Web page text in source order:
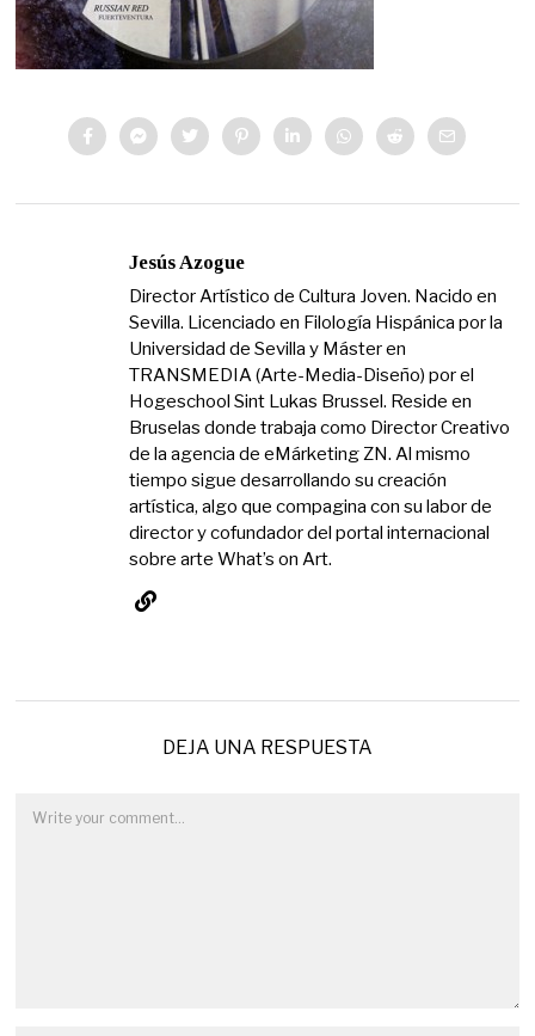
Jesús Azogue
Director Artístico de Cultura Joven. Nacido en
Sevilla. Licenciado en Filología Hispánica por la
Universidad de Sevilla y Máster en
TRANSMEDIA (Arte-Media-Diseño) por el
Hogeschool Sint Lukas Brussel. Reside en
Bruselas donde trabaja como Director Creativo
de la agencia de eMárketing ZN. Al mismo
tiempo sigue desarrollando su creación
artística, algo que compagina con su labor de
director y cofundador del portal internacional
sobre arte What’s on Art.
DEJA UNA RESPUESTA